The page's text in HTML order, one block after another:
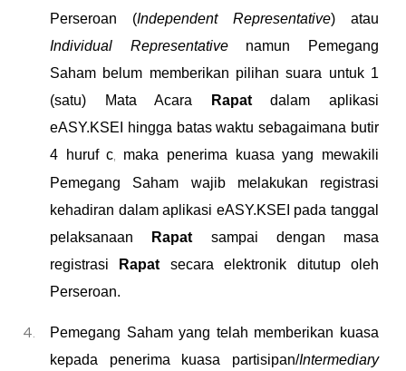
Perseroan (Independent Representative) atau
Individual Representativenamun Pemegang
Saham belum memberikan pilihan suara untuk 1
(satu) Mata Acara
Rapatdalam aplikasi
eASY.KSEI hingga batas waktu sebagaimana butir
4 huruf c
maka penerima kuasa yang mewakili
Pemegang Saham wajib melakukan registrasi
kehadiran dalam aplikasi eASY.KSEI pada tanggal
pelaksanaan
Rapat sampai dengan masa
registrasi
Rapat secara elektronik ditutup oleh
Perseroan.
Pemegang Saham yang telah memberikan kuasa
kepada penerima kuasa partisipan/Intermediary